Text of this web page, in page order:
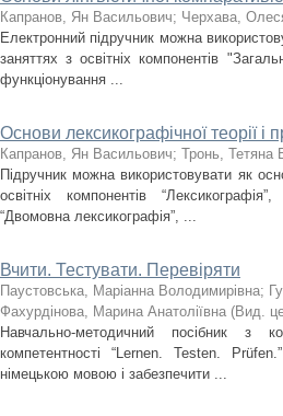
Капранов, Ян Васильович; Черхава,
Електронний підручник можна
заняттях з освітніх компонентів
функціонування ...
Основи лексикографічної теорії і
Капранов, Ян Васильович; Тронь, Тетяна
Підручник можна використовувати як
освітніх компонентів
“Двомовна лексикографія”, ...
Вчити. Тестувати. Перевіряти
Паустовська, Маріанна Володимирівна;
Фахурдінова, Марина Анатоліївна (Вид.
Навчально-методичний посібник з
компетентності “Lernen. Testen.
німецькою мовою і забезпечити ...